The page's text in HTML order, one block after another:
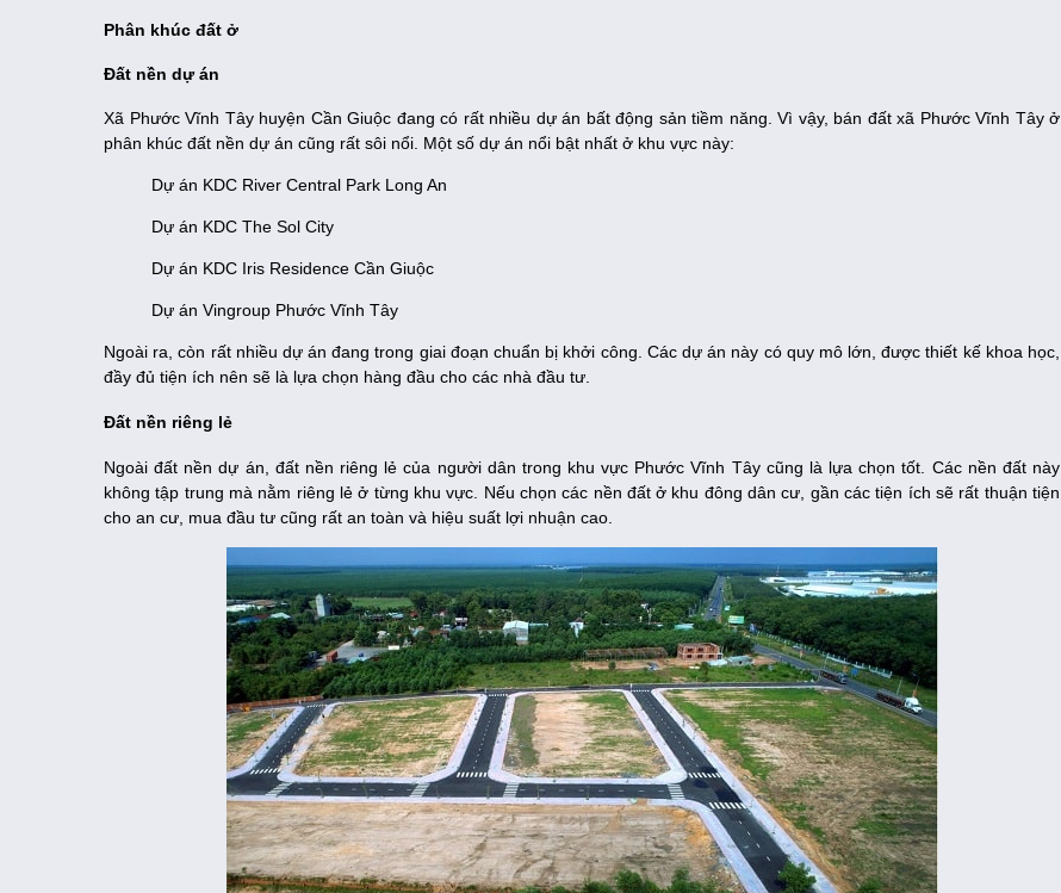
Phân khúc đất ở
Đất nền dự án
Xã Phước Vĩnh Tây huyện Cần Giuộc đang có rất nhiều dự án bất động sản tiềm năng. Vì vậy, bán đất xã Phước Vĩnh Tây ở
phân khúc đất nền dự án cũng rất sôi nổi. Một số dự án nổi bật nhất ở khu vực này:
Dự án KDC River Central Park Long An
Dự án KDC The Sol City
Dự án KDC Iris Residence Cần Giuộc
Dự án Vingroup Phước Vĩnh Tây
Ngoài ra, còn rất nhiều dự án đang trong giai đoạn chuẩn bị khởi công. Các dự án này có quy mô lớn, được thiết kế khoa học,
đầy đủ tiện ích nên sẽ là lựa chọn hàng đầu cho các nhà đầu tư.
Đất nền riêng lẻ
Ngoài đất nền dự án, đất nền riêng lẻ của người dân trong khu vực Phước Vĩnh Tây cũng là lựa chọn tốt. Các nền đất này
không tập trung mà nằm riêng lẻ ở từng khu vực. Nếu chọn các nền đất ở khu đông dân cư, gần các tiện ích sẽ rất thuận tiện
cho an cư, mua đầu tư cũng rất an toàn và hiệu suất lợi nhuận cao.